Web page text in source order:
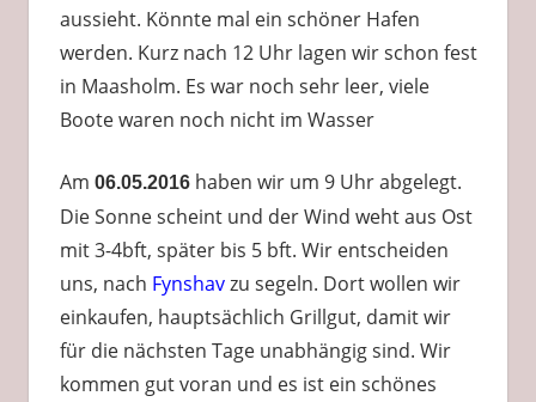
aussieht. Könnte mal ein schöner Hafen
werden. Kurz nach 12 Uhr lagen wir schon fest
in Maasholm. Es war noch sehr leer, viele
Boote waren noch nicht im Wasser
Am 06.05.2016haben wir um 9 Uhr abgelegt.
Die Sonne scheint und der Wind weht aus Ost
mit 3-4bft, später bis 5 bft. Wir entscheiden
uns, nach Fynshavzu segeln. Dort wollen wir
einkaufen, hauptsächlich Grillgut, damit wir
für die nächsten Tage unabhängig sind. Wir
kommen gut voran und es ist ein schönes